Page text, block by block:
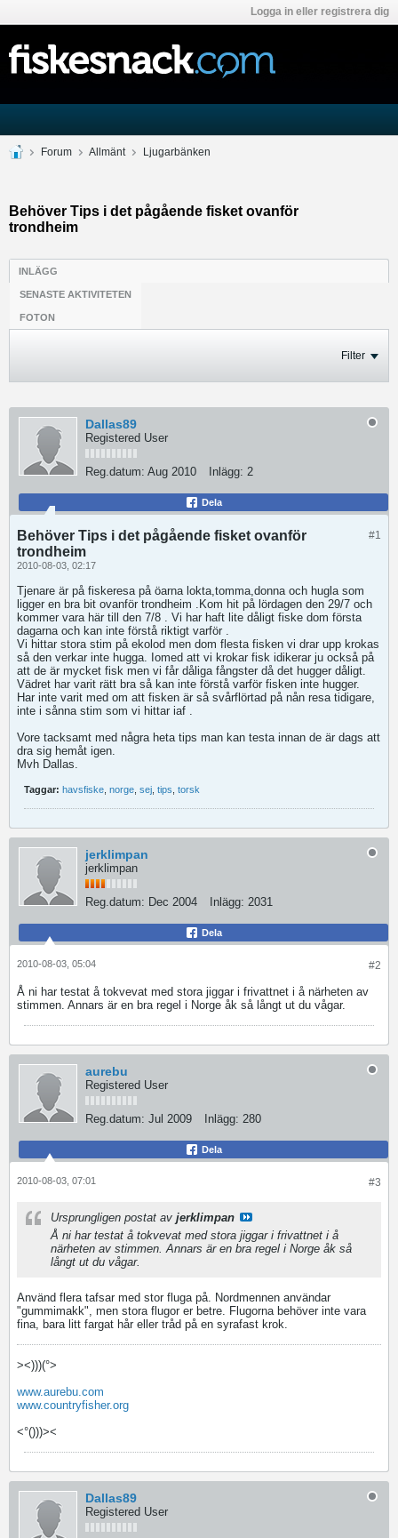
Logga in eller registrera dig
Forum Allmänt Ljugarbänken
Behöver Tips i det pågående fisket ovanför
trondheim
INLÄGG
SENASTE AKTIVITETEN
FOTON
Filter
Dallas89
Registered User
Reg.datum: Aug 2010 Inlägg: 2
Dela
#1
Behöver Tips i det pågående fisket ovanför
trondheim
2010-08-03, 02:17
Tjenare är på fiskeresa på öarna lokta,tomma,donna och hugla som
ligger en bra bit ovanför trondheim .Kom hit på lördagen den 29/7 och
kommer vara här till den 7/8 . Vi har haft lite dåligt fiske dom första
dagarna och kan inte förstå riktigt varför .
Vi hittar stora stim på ekolod men dom flesta fisken vi drar upp krokas
så den verkar inte hugga. Iomed att vi krokar fisk idikerar ju också på
att de är mycket fisk men vi får dåliga fångster då det hugger dåligt.
Vädret har varit rätt bra så kan inte förstå varför fisken inte hugger.
Har inte varit med om att fisken är så svårflörtad på nån resa tidigare,
inte i sånna stim som vi hittar iaf .
Vore tacksamt med några heta tips man kan testa innan de är dags att
dra sig hemåt igen.
Mvh Dallas.
Taggar: havsfiske norge sej tips torsk
jerklimpan
jerklimpan
Reg.datum: Dec 2004 Inlägg: 2031
Dela
#2
2010-08-03, 05:04
Å ni har testat å tokvevat med stora jiggar i frivattnet i å närheten av
stimmen. Annars är en bra regel i Norge åk så långt ut du vågar.
aurebu
Registered User
Reg.datum: Jul 2009 Inlägg: 280
Dela
#3
2010-08-03, 07:01
Ursprungligen postat av jerklimpan
Å ni har testat å tokvevat med stora jiggar i frivattnet i å
närheten av stimmen. Annars är en bra regel i Norge åk så
långt ut du vågar.
Använd flera tafsar med stor fluga på. Nordmennen användar
"gummimakk", men stora flugor er betre. Flugorna behöver inte vara
fina, bara litt fargat hår eller tråd på en syrafast krok.
><)))(°>
www.aurebu.com
www.countryfisher.org
<°()))><
Dallas89
Registered User